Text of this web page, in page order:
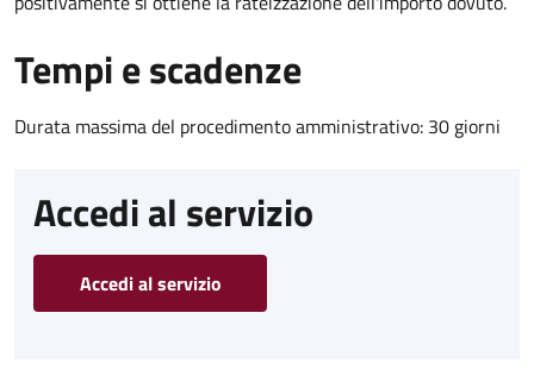
Tempi e scadenze
Durata massima del procedimento amministrativo: 30 giorni
Accedi al servizio
Accedi al servizio